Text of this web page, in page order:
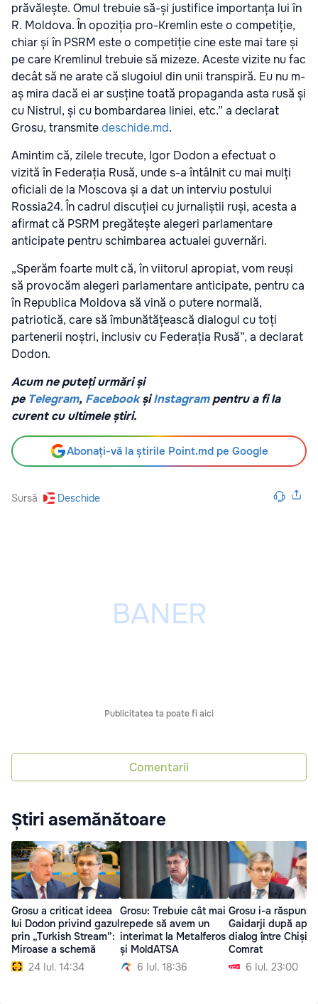
prăvălește. Omul trebuie să-și justifice importanța lui în
R. Moldova. În opoziția pro-Kremlin este o competiție,
chiar și în PSRM este o competiție cine este mai tare și
pe care Kremlinul trebuie să mizeze. Aceste vizite nu fac
decât să ne arate că slugoiul din unii transpiră. Eu nu m-
aș mira dacă ei ar susține toată propaganda asta rusă și
cu Nistrul, și cu bombardarea liniei, etc.” a declarat
Grosu, transmitedeschide.md.
Amintim că, zilele trecute, Igor Dodon a efectuat o
vizită în Federația Rusă, unde s-a întâlnit cu mai mulți
oficiali de la Moscova și a dat un interviu postului
Rossia24. În cadrul discuției cu jurnaliștii ruși, acesta a
afirmat că PSRM pregătește alegeri parlamentare
anticipate pentru schimbarea actualei guvernări.
„Sperăm foarte mult că, în viitorul apropiat, vom reuși
să provocăm alegeri parlamentare anticipate, pentru ca
în Republica Moldova să vină o putere normală,
patriotică, care să îmbunătățească dialogul cu toți
partenerii noștri, inclusiv cu Federația Rusă”, a declarat
Dodon.
Acum ne puteți urmări și
pe Telegram, Facebook șiInstagrampentru a fi la
curent cu ultimele știri.
Abonați-vă la știrile Point.md pe Google
Sursă Deschide
Publicitatea ta poate fi aici
Comentarii
Știri asemănătoare
Grosu a criticat ideea
lui Dodon privind gazul
prin „Turkish Stream”:
Miroase a schemă
24 Iul. 14:34
Grosu: Trebuie cât mai
repede să avem un
interimat la Metalferos
și MoldATSA
6 Iul. 18:36
Grosu i-a răspuns
Gaidarji după
dialog între
Comrat
6 Iul. 23:00